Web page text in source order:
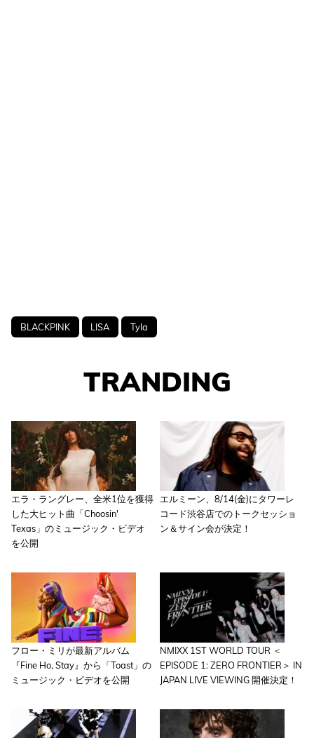
BLACKPINK LISA Tyla
TRANDING
エラ・ラングレー、全米1位を獲得
した大ヒット曲「Choosin'
Texas」のミュージック・ビデオ
を公開
エルミーン、8/14(金)にタワーレ
コード渋谷店でのトークセッショ
ン＆サイン会が決定！
フロー・ミリが最新アルバム
『Fine Ho, Stay』から「Toast」の
ミュージック・ビデオを公開
NMIXX 1ST WORLD TOUR ＜
EPISODE 1: ZERO FRONTIER＞ IN
JAPAN LIVE VIEWING 開催決定！